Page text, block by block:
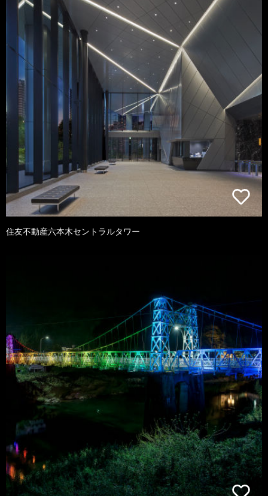
住友不動産六本木セントラルタワー